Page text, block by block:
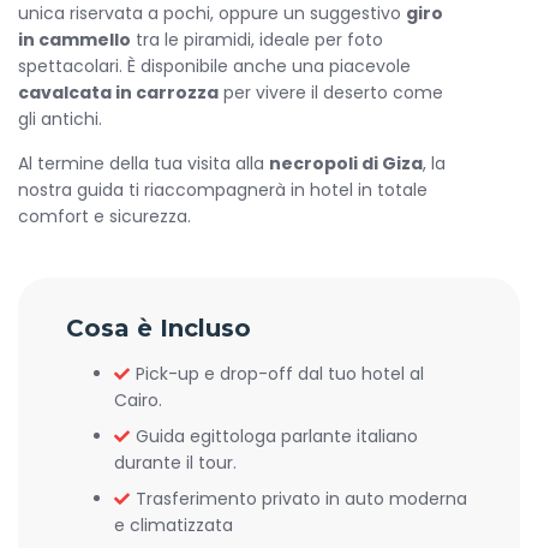
unica riservata a pochi, oppure un suggestivo giro
in cammello tra le piramidi, ideale per foto
spettacolari. È disponibile anche una piacevole
cavalcata in carrozza per vivere il deserto come
gli antichi.
Al termine della tua visita alla necropoli di Giza, la
nostra guida ti riaccompagnerà in hotel in totale
comfort e sicurezza.
Cosa è Incluso
Pick-up e drop-off dal tuo hotel al
Cairo.
Guida egittologa parlante italiano
durante il tour.
Trasferimento privato in auto moderna
e climatizzata